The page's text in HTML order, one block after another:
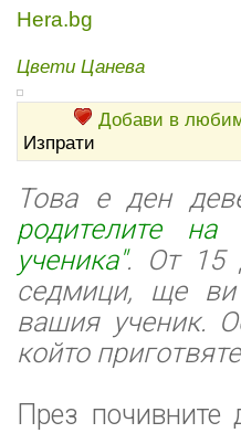
Hera.bg
Цвети Цанева
Добави в
Изпрати
Това е ден
родителите
ученика". От 15
седмици, ще
вашия ученик.
който
През почивните